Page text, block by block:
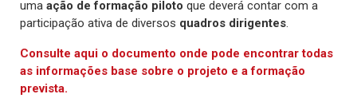
uma ação de formação piloto que deverá contar com a
participação ativa de diversos quadros dirigentes.
Consulte aqui o documento onde pode encontrar todas
as informações base sobre o projeto e a formação
prevista.